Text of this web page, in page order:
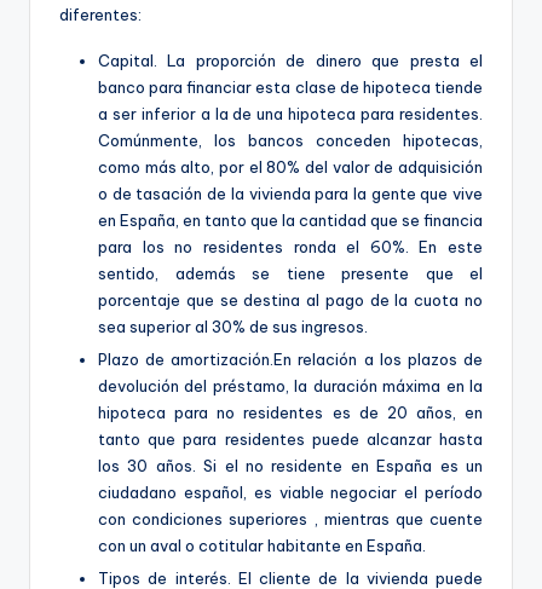
diferentes:
Capital. La proporción de dinero que presta el
banco para financiar esta clase de hipoteca tiende
a ser inferior a la de una hipoteca para residentes.
Comúnmente, los bancos conceden hipotecas,
como más alto, por el 80% del valor de adquisición
o de tasación de la vivienda para la gente que vive
en España, en tanto que la cantidad que se financia
para los no residentes ronda el 60%. En este
sentido, además se tiene presente que el
porcentaje que se destina al pago de la cuota no
sea superior al 30% de sus ingresos.
Plazo de amortización.En relación a los plazos de
devolución del préstamo, la duración máxima en la
hipoteca para no residentes es de 20 años, en
tanto que para residentes puede alcanzar hasta
los 30 años. Si el no residente en España es un
ciudadano español, es viable negociar el período
con condiciones superiores , mientras que cuente
con un aval o cotitular habitante en España.
Tipos de interés. El cliente de la vivienda puede